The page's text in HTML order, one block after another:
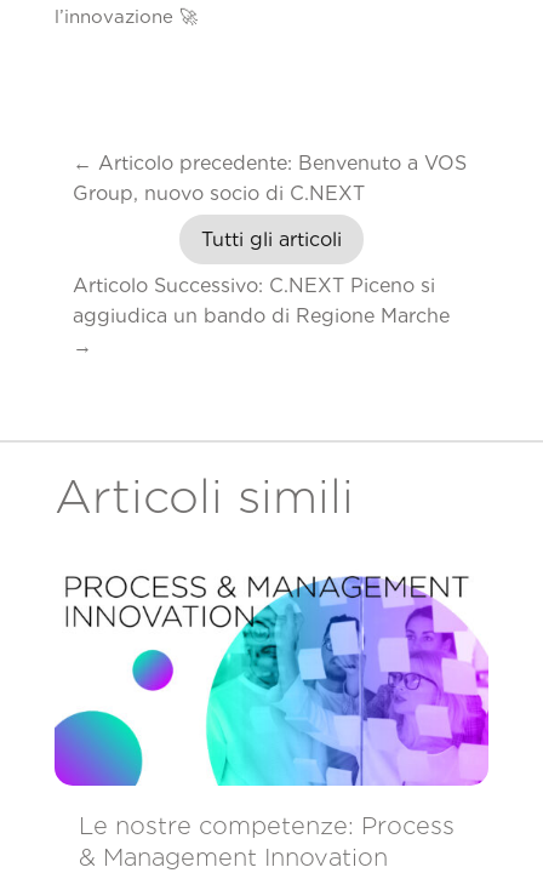
l’innovazione 🚀
← Articolo precedente: Benvenuto a VOS
Group, nuovo socio di C.NEXT
Tutti gli articoli
Articolo Successivo: C.NEXT Piceno si
aggiudica un bando di Regione Marche
→
Articoli simili
Le nostre competenze: Process
& Management Innovation